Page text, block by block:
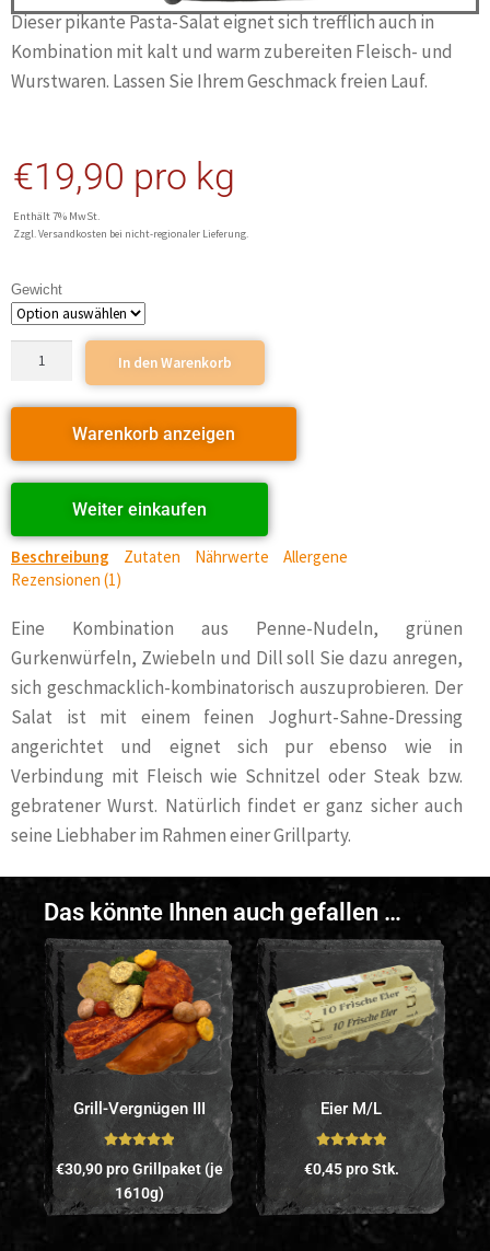
Dieser pikante Pasta-Salat eignet sich trefflich auch in
Kombination mit kalt und warm zubereiten Fleisch- und
Wurstwaren. Lassen Sie Ihrem Geschmack freien Lauf.
€19,90 pro kg
Enthält 7% MwSt.
Zzgl. Versandkosten bei nicht-regionaler Lieferung.
Gewicht
In den Warenkorb
Warenkorb anzeigen
Weiter einkaufen
Beschreibung Zutaten Nährwerte
Allergene
Rezensionen (1)
Eine Kombination aus Penne-Nudeln, grünen
Gurkenwürfeln, Zwiebeln und Dill soll Sie dazu anregen,
sich geschmacklich-kombinatorisch auszuprobieren. Der
Salat ist mit einem feinen Joghurt-Sahne-Dressing
angerichtet und eignet sich pur ebenso wie in
Verbindung mit Fleisch wie Schnitzel oder Steak bzw.
gebratener Wurst. Natürlich findet er ganz sicher auch
seine Liebhaber im Rahmen einer Grillparty.
Das könnte Ihnen auch gefallen …
Grill-Vergnügen III
Bewertet mit
5.00von 5
€30,90 pro Grillpaket (je
1610g)
Eier M/L
Bewertet mit
5.00von 5
€0,45pro Stk.